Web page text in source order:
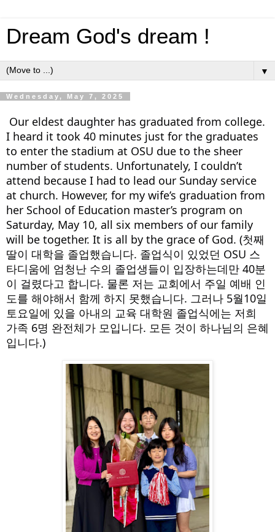
Dream God's dream !
▼
Wednesday, May 7, 2025
Our eldest daughter has graduated from college.
I heard it took 40 minutes just for the graduates
to enter the stadium at OSU due to the sheer
number of students. Unfortunately, I couldn’t
attend because I had to lead our Sunday service
at church. However, for my wife’s graduation from
her School of Education master’s program on
Saturday, May 10, all six members of our family
will be together. It is all by the grace of God. (첫째
딸이 대학을 졸업했습니다. 졸업식이 있었던 OSU 스
타디움에 엄청난 수의 졸업생들이 입장하는데만 40분
이 걸렸다고 합니다. 물론 저는 교회에서 주일 예배 인
도를 해야해서 함께 하지 못했습니다. 그러나 5월10일
토요일에 있을 아내의 교육 대학원 졸업식에는 저희
가족 6명 완전체가 모입니다. 모든 것이 하나님의 은혜
입니다.)